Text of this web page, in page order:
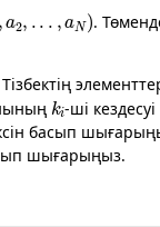
.
ki
-ші
басып
шығарыңыз.